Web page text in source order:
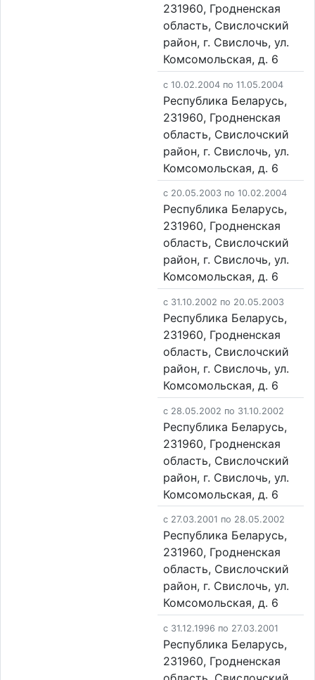
231960, Гродненская
область, Свислочский
район, г. Свислочь, ул.
Комсомольская, д. 6
c 10.02.2004 по 11.05.2004
Республика Беларусь,
231960, Гродненская
область, Свислочский
район, г. Свислочь, ул.
Комсомольская, д. 6
c 20.05.2003 по 10.02.2004
Республика Беларусь,
231960, Гродненская
область, Свислочский
район, г. Свислочь, ул.
Комсомольская, д. 6
c 31.10.2002 по 20.05.2003
Республика Беларусь,
231960, Гродненская
область, Свислочский
район, г. Свислочь, ул.
Комсомольская, д. 6
c 28.05.2002 по 31.10.2002
Республика Беларусь,
231960, Гродненская
область, Свислочский
район, г. Свислочь, ул.
Комсомольская, д. 6
c 27.03.2001 по 28.05.2002
Республика Беларусь,
231960, Гродненская
область, Свислочский
район, г. Свислочь, ул.
Комсомольская, д. 6
c 31.12.1996 по 27.03.2001
Республика Беларусь,
231960, Гродненская